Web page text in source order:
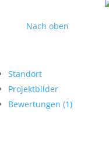
Nach oben
Standort
Projektbilder
Bewertungen (1)